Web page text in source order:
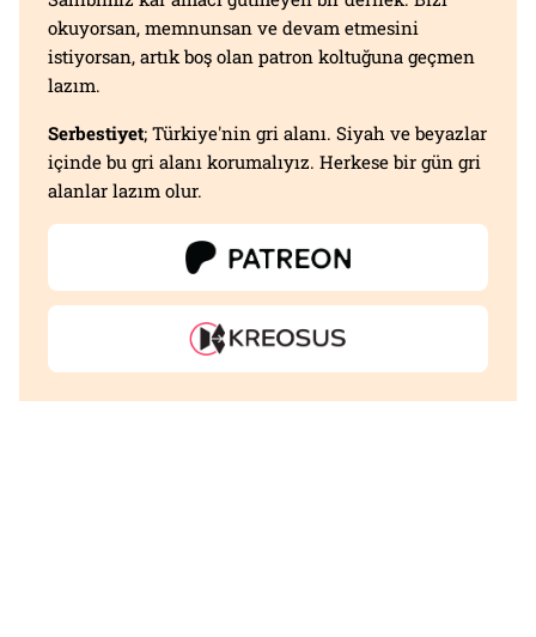
okuyorsan, memnunsan ve devam etmesini
istiyorsan, artık boş olan patron koltuğuna geçmen
lazım.
Serbestiyet; Türkiye'nin gri alanı. Siyah ve beyazlar
içinde bu gri alanı korumalıyız. Herkese bir gün gri
alanlar lazım olur.